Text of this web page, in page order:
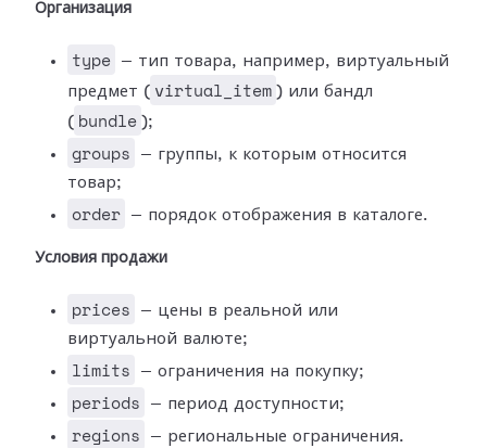
Организация
type
— тип товара, например, виртуальный
предмет ( virtual_item ) или бандл
( bundle );
groups
— группы, к которым относится
товар;
order — порядок отображения в каталоге.
Условия продажи
prices
— цены в реальной или
виртуальной валюте;
limits — ограничения на покупку;
periods — период доступности;
regions — региональные ограничения.